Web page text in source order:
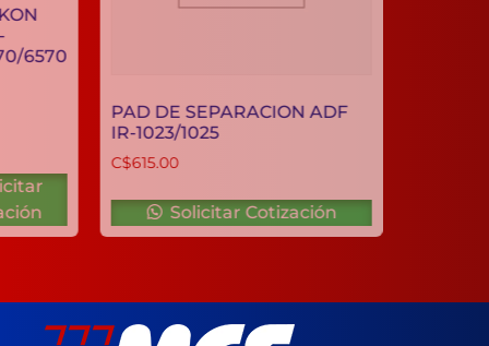
CALOR IKON
5050/5570/6570
PAD DE SEPARACION ADF
IR-1023/1025
Solicitar Cotización